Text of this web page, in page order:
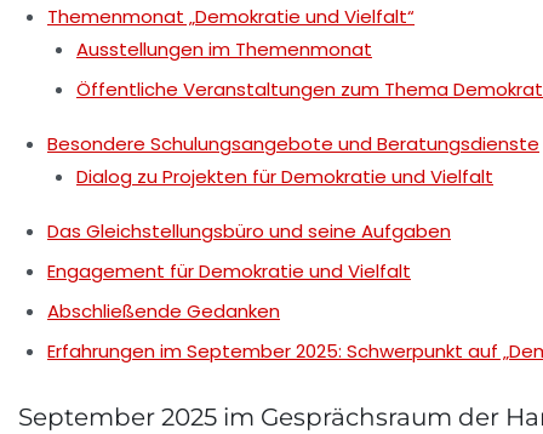
Themenmonat „Demokratie und Vielfalt“
Ausstellungen im Themenmonat
Öffentliche Veranstaltungen zum Thema
Besondere Schulungsangebote und Beratungsdienste
Dialog zu Projekten für Demokratie und Vielfalt
Das Gleichstellungsbüro und seine Aufgaben
Engagement für Demokratie und Vielfalt
Abschließende Gedanken
Erfahrungen im September 2025: Schwerpunkt auf
September 2025 im Gesprächsraum der